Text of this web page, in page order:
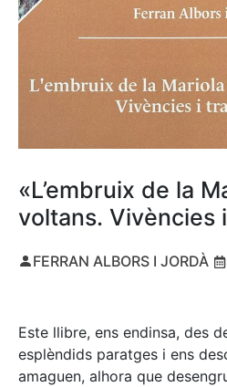
«L’embruix de la
voltans. Vivències
FERRAN ALBORS I JORDÀ
Este llibre, ens endinsa, des
esplèndids paratges i ens
amaguen, alhora que